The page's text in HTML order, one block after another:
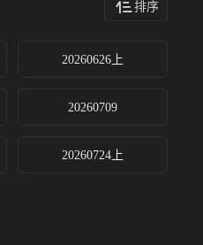
排序
20260626上
20260709
20260724上